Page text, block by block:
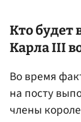
Кто будет
Карла III
Во время
на посту
члены